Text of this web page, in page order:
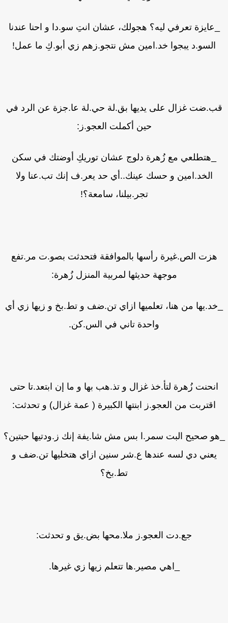
تعرفي ليه؟ هجولك، عشان انتِ سو.دا و احنا عندنا
السو.د يبجوا خد.امين مش نتجو.زهم زي أبو.كِ ما عمل!
غزال على يديها بق.لة حي.لة عا.جزة عن الرد في
حين أكملت العجو.ز:
_هتطلعي مع زُهرة دلوج عشان توريكِ أوضتك في سكن
الخد.امين و حسك عينك..أي حد يعر.ف إنك تب.عنا ولا
تجر.بيلنا، سامعة؟!
هزت الص.غيرة رأسها بالموافقة فتحدثت بصو.ت مر.تفع
موجهة حديثها لمربية المنزل زُهرة:
من هنا، تعلميها ازاي تن.ضف و تط.بخ و زيها زي أي
واحدة تاني في الس.كن.
انحنت زُهرة لتأ.خذ غزال و تذ.هب بها و ما إن ابتعد.تا حتى
اقتربت من العجو.ز ابنتها الكبيرة ( عمة غزال) و تحدثت:
صحيح البت سمر.ا بس مش شا.يفة إنك ز.ودتيها حبتين؟
يعني دي لسه عندها ع.شر سنين ازاي هتخليها تن.ضف و
تط.بخ؟
جع.دت العجو.ز ملا.محها بض.يق و تحدثت:
_اهي مصير.ها تتعلم زيها زي غيرها.